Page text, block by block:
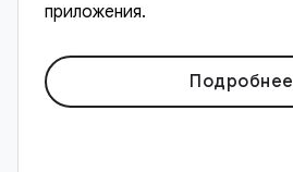
приложения.
Подробнее